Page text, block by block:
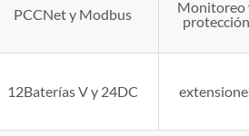
PCCNet y Modbus
Monitoreo
protección
12Baterías V y 24DC